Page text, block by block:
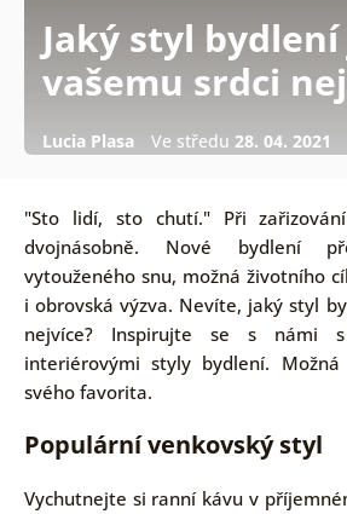
Jaký styl bydlení
vašemu srdci
Lucia Plasa Ve středu 28. 04. 2021
"Sto lidí, sto chutí." Při
dvojnásobně. Nové bydlení
vytouženého snu, možná životního
i obrovská výzva. Nevíte, jaký styl
nejvíce? Inspirujte se s námi s
interiérovými styly bydlení.
svého favorita.
Populární venkovský styl
Vychutnejte si ranní kávu v